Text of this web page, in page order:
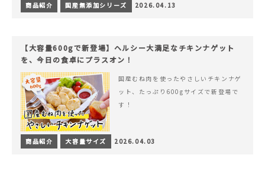
商品紹介 国産無添加シリーズ 2026.04.13
【大容量600gで新登場】ヘルシー大満足なチキンナゲット
を、今日の食卓にプラスオン！
国産むね肉を使ったやさしいチキンナゲ
ット、たっぷり600gサイズで新登場で
す！
商品紹介 大容量サイズ 2026.04.03